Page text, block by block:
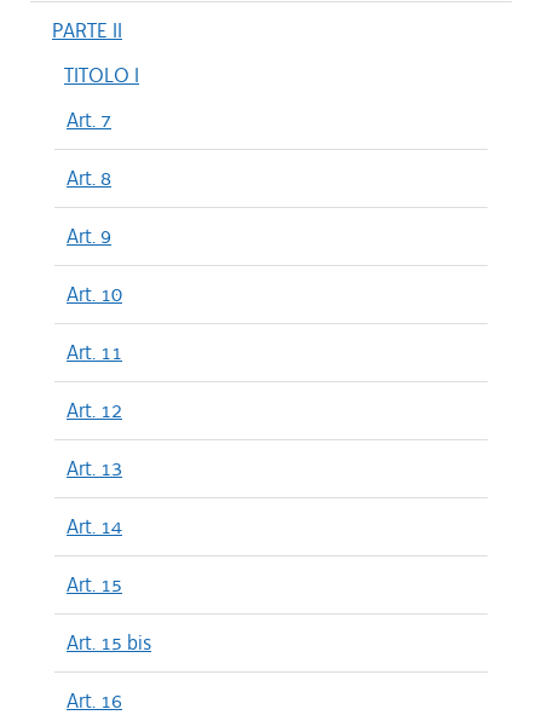
PARTE II
TITOLO I
Art. 7
Art. 8
Art. 9
Art. 10
Art. 11
Art. 12
Art. 13
Art. 14
Art. 15
Art. 15 bis
Art. 16